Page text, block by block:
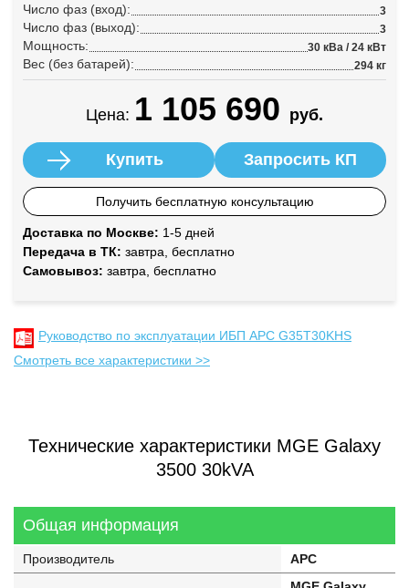
Число фаз (вход): 3
Число фаз (выход): 3
Мощность: 30 кВа / 24 кВт
Вес (без батарей): 294 кг
Цена: 1 105 690 руб.
Купить Запросить КП
Получить бесплатную консультацию
Доставка по Москве: 1-5 дней
Передача в ТК: завтра, бесплатно
Самовывоз: завтра, бесплатно
Руководство по эксплуатации ИБП APC G35T30KHS
Смотреть все характеристики >>
Технические характеристики MGE Galaxy
3500 30kVA
Общая информация
Производитель APC